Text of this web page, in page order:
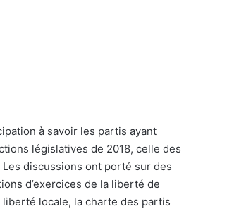
à savoir les partis ayant
législatives de 2018, celle des
discussions ont porté sur des
d’exercices de la liberté de
locale, la charte des partis